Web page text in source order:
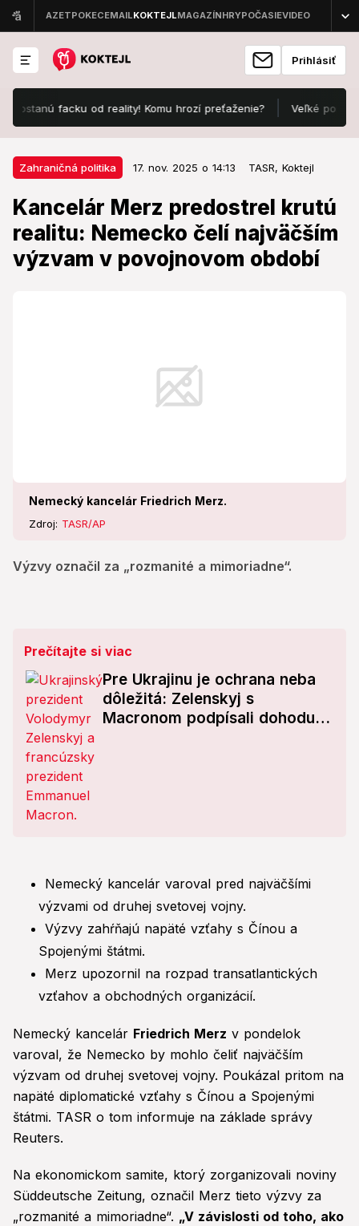
Prihlásiť
facku od reality! Komu hrozí preťaženie? Veľké porovnanie
Zahraničná politika 17. nov. 2025 o 14:13 TASR, Koktejl
Kancelár Merz predostrel krutú
realitu: Nemecko čelí najväčším
výzvam v povojnovom období
Nemecký kancelár Friedrich Merz.
Zdroj: TASR/AP
Výzvy označil za „rozmanité a mimoriadne“.
Zahraničná politika 17. nov. 2025 o 14:13
Kancelár Merz predostrel krutú
realitu: Nemecko čelí najväčším
výzvam v povojnovom období
Prečítajte si viac
Pre Ukrajinu je ochrana neba
dôležitá: Zelenskyj s
Macronom podpísali dohodu o
Nemecký kancelár varoval pred najväčšími
výzvami od druhej svetovej vojny.
Výzvy zahŕňajú napäté vzťahy s Čínou a
Spojenými štátmi.
Merz upozornil na rozpad transatlantických
vzťahov a obchodných organizácií.
Nemecký kancelár Friedrich Merz v pondelok
varoval, že Nemecko by mohlo čeliť najväčším
výzvam od druhej svetovej vojny. Poukázal pritom na
napäté diplomatické vzťahy s Čínou a Spojenými
štátmi. TASR o tom informuje na základe správy
Reuters.
Na ekonomickom samite, ktorý zorganizovali noviny
Süddeutsche Zeitung, označil Merz tieto výzvy za
„rozmanité a mimoriadne“. „V závislosti od toho, ako